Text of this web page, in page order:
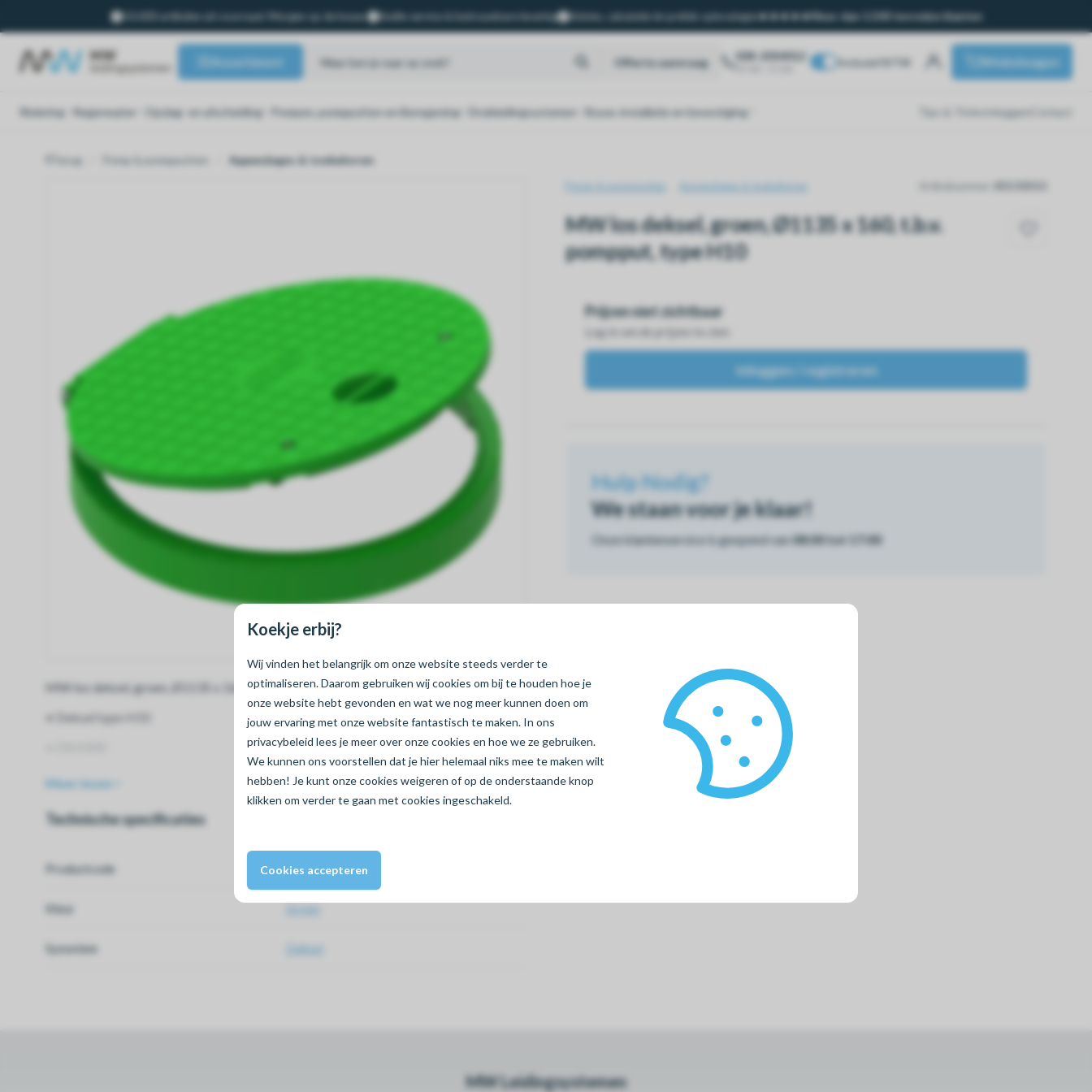
Koekje erbij?
Wij vinden het belangrijk om onze website steeds verder te
optimaliseren. Daarom gebruiken wij cookies om bij te houden hoe je
onze website hebt gevonden en wat we nog meer kunnen doen om
jouw ervaring met onze website fantastisch te maken. In ons
privacybeleid lees je meer over onze cookies en hoe we ze gebruiken.
We kunnen ons voorstellen dat je hier helemaal niks mee te maken wilt
hebben! Je kunt onze cookies weigeren of op de onderstaande knop
klikken om verder te gaan met cookies ingeschakeld.
Cookies accepteren
10.000 artikelen uit voorraad. Morgen op de bouw. Snelle service & betrouwbare levering Advies, calculatie én prefab oplossingen Meer dan 1.500 tevreden klanten
Assortiment Offerte aanvraag 038-2054012 Inclusief BTW Winkelwagen
Riolering Regenwater Opslag- en afscheiding Pompen, pompputten en Beregening Drukleidingsystemen Bouw, installatie en bevestiging Inloggen
Terug Pomp & pompputten Appendages & toebehoren
MW los deksel, groen, Ø1135 x 160, t.b.v. pompput
• Deksel type H10
Meer lezen
Technische specificaties
Productcode 80130010
Kleur Groen
Synoniem Deksel
Pomp & pompputten Appendages & toebehoren
MW los deksel, groen, Ø1135 x 160, t.b.v.
pompput, type H10
Prijzen niet zichtbaar
Log in om de prijzen te zien
Inloggen / registreren
Hulp Nodig?
We staan voor je klaar!
Onze klantenservice is geopend van08:00 tot 17:00
MW Leidingsystemen